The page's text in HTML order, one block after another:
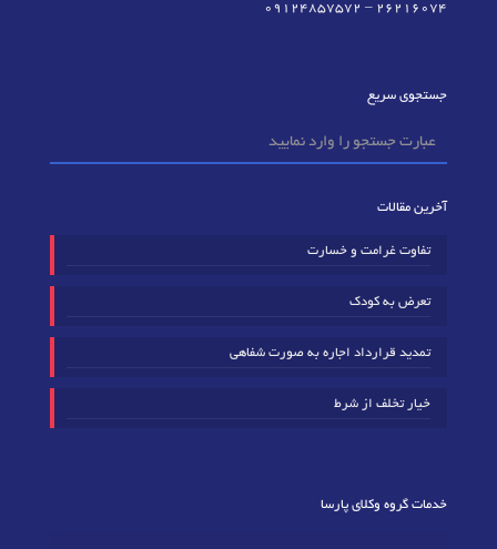
٢٦٢١٦٠٧٤ –
09124857572
جستجوی سریع
آخرین مقالات
تفاوت غرامت و خسارت
تعرض به کودک
تمدید قرارداد اجاره به صورت شفاهی
خیار تخلف از شرط
خدمات گروه وکلای پارسا